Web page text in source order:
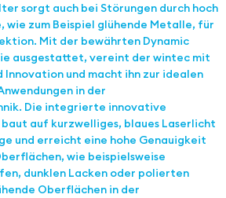
sorgt auch bei Störungen durch hoch
zum Beispiel glühende Metalle, für
Mit der bewährten Dynamic
ausgestattet, vereint der wintec mit
Innovation und macht ihn zur idealen
in der
Die integrierte innovative
auf kurzwelliges, blaues Laserlicht
und erreicht eine hohe Genauigkeit
wie beispielsweise
dunklen Lacken oder polierten
Oberflächen in der